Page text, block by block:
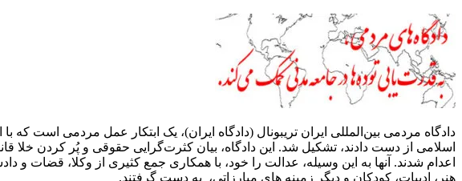
دادگاه مردمی بین‌المللی ایران تریبونال (دادگاه ایران)، یک ابتکار عمل مردمی است
اسلامی از دست دادند، تشکیل شد. این دادگاه، بیان کثرت‌گرایی حقوقی و پُر کردن
اعدام شدند. آنها به این وسیله، عدالت را خود، با همکاری جمع کثیری از وکلا، قضات
هنر، ادبیات، کودکان و دیگر زمینه های مبارزاتی، به دست گرفتند.